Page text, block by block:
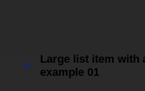
Large list item with
example 01